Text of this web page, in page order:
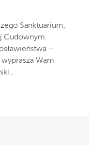
Sanktuarium,
Cudownym
–
Wam